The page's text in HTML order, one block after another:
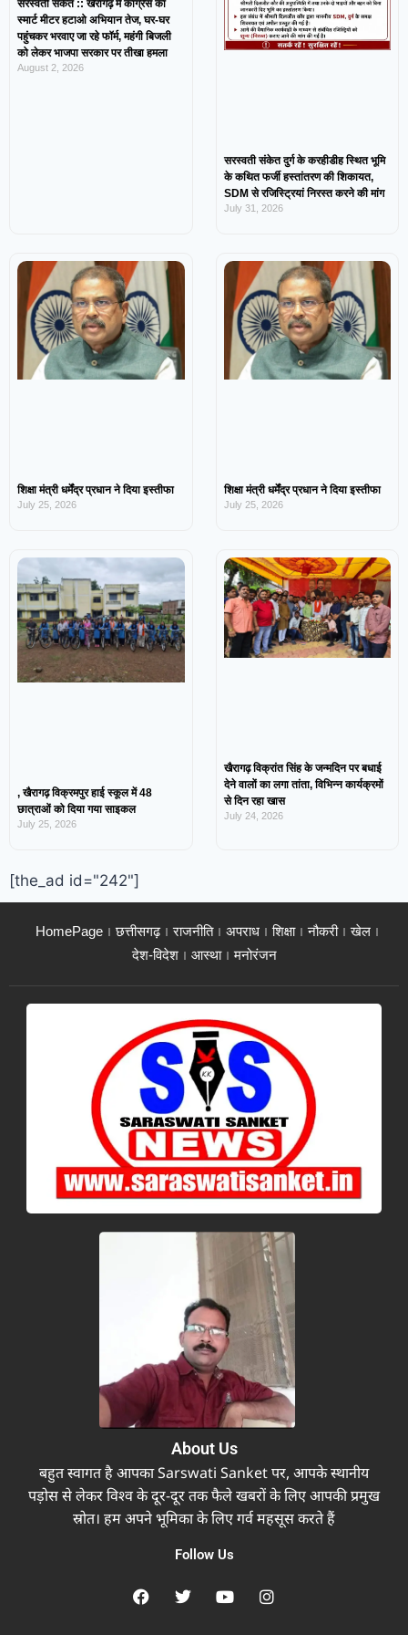
सरस्वती संकेत :: खैरागढ़ में कांग्रेस का
स्मार्ट मीटर हटाओ अभियान तेज, घर-घर
पहुंचकर भरवाए जा रहे फॉर्म, महंगी बिजली
को लेकर भाजपा सरकार पर तीखा हमला
August 2, 2026
सरस्वती संकेत दुर्ग के करहीडीह स्थित भूमि
के कथित फर्जी हस्तांतरण की शिकायत,
SDM से रजिस्ट्रियां निरस्त करने की मांग
July 31, 2026
शिक्षा मंत्री धर्मेंद्र प्रधान ने दिया इस्तीफा
July 25, 2026
शिक्षा मंत्री धर्मेंद्र प्रधान ने दिया इस्तीफा
July 25, 2026
, खैरागढ़ विक्रमपुर हाई स्कूल में 48
छात्राओं को दिया गया साइकल
July 25, 2026
खैरागढ़ विक्रांत सिंह के जन्मदिन पर बधाई
देने वालों का लगा तांता, विभिन्न कार्यक्रमों
से दिन रहा खास
July 24, 2026
[the_ad id="242"]
HomePage छत्तीसगढ़ राजनीति अपराध शिक्षा नौकरी
खेल
देश-विदेश
आस्था मनोरंजन
About Us
बहुत स्वागत है आपका Sarswati Sanket पर, आपके स्थानीय
पड़ोस से लेकर विश्व के दूर-दूर तक फैले खबरों के लिए आपकी प्रमुख
स्रोत। हम अपने भूमिका के लिए गर्व महसूस करते हैं
Follow Us